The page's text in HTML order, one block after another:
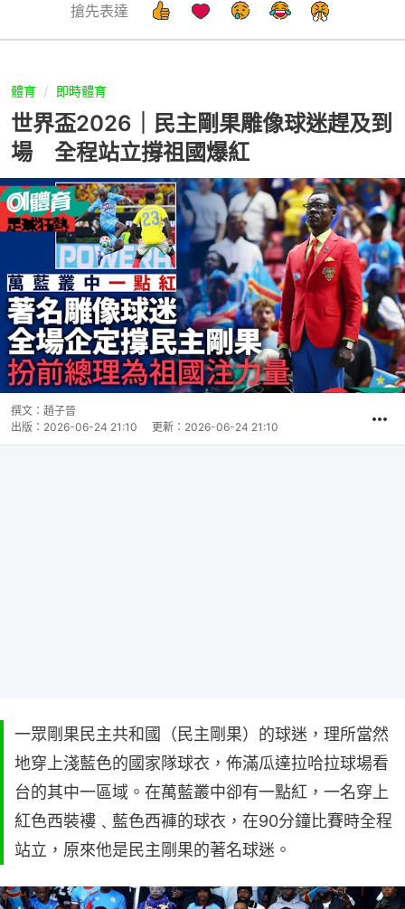
搶先表達
體育 即時體育
世界盃2026｜民主剛果雕像球迷趕及到
場 全程站立撐祖國爆紅
撰文： 趙子晉
出版： 2026-06-24 21:10 更新： 2026-06-24 21:10
一眾剛果民主共和國（民主剛果）的球迷，理所當然
地穿上淺藍色的國家隊球衣，佈滿瓜達拉哈拉球場看
台的其中一區域。在萬藍叢中卻有一點紅，一名穿上
紅色西裝褸﹑藍色西褲的球衣，在90分鐘比賽時全程
站立，原來他是民主剛果的著名球迷。